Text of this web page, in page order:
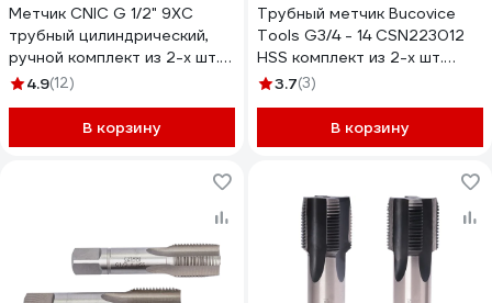
Метчик CNIC G 1/2" 9ХС
трубный цилиндрический,
ручной комплект из 2-х шт.
14 ниток/дюйм 53636
4.9(12)
В корзину
Трубный метчик Bucovice
Tools G3/4 - 14 CSN223012
HSS комплект из 2-х шт.
142340
3.7(3)
В корзину